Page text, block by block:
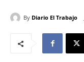
By Diario El Trabajo